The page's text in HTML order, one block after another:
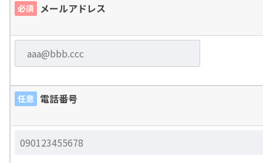
必須 メールアドレス
任意 電話番号